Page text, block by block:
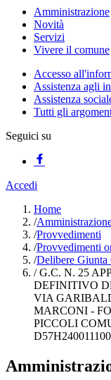
Amministrazione
Novità
Servizi
Vivere il comune
Accesso
Assistenza agli
Assistenza
Tutti gli
Seguici su
Accedi
Home
/
/Provvedimenti
/Provvedimenti
/Delibere Giunta
/G.C. N. 25
DEFINITIVO
VIA
MARCONI -
PICCOLI